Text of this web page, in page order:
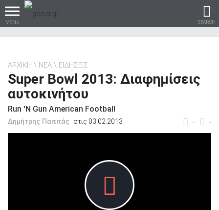
MENU SEARCH
Βρες τα πάντα για το
αυτοκίνητο!
ΑΡΧΙΚΗ ΝΕΑ ΕΙΔΗΣΕΙΣ
Super Bowl 2013: Διαφημίσεις
αυτοκινήτου
Run 'N Gun American Football
- -
Δημήτρης Παππάς στις 03.02.2013